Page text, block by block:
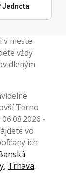
Jednota
v meste
vždy
Terno
-
vo
ich
, Trnava.